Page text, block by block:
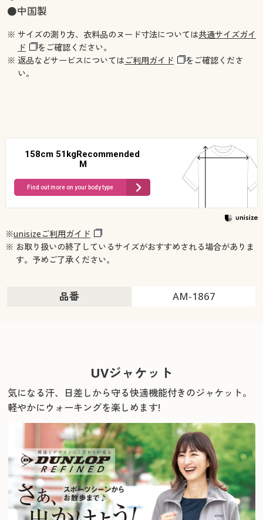
●中国製
※ サイズの測り方、衣料品のヌード寸法については共通サイズガイ
ド
をご確認ください。
※ 返品などサービスについてはご利用ガイド
をご確認くださ
い。
158cm 51kgRecommended
M
Find out more on your body type
※unisizeご利用ガイド
※ お取り扱いの終了しているサイズがおすすめされる場合がありま
す。予めご了承ください。
品番 AM-1867
UVジャケット
気になる汗、日差しから守る快適機能付きのジャケット。
軽やかにウォーキングを楽しめます!